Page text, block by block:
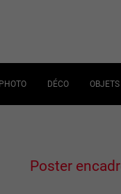
DÉCO OBJETS
Poster